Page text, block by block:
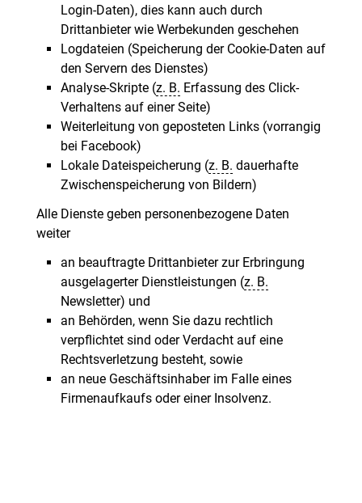
Login-Daten), dies kann auch durch
Drittanbieter wie Werbekunden geschehen
Logdateien (Speicherung der Cookie-Daten auf
den Servern des Dienstes)
Analyse-Skripte (z. B. Erfassung des Click-
Verhaltens auf einer Seite)
Weiterleitung von geposteten Links (vorrangig
bei Facebook)
Lokale Dateispeicherung (z. B. dauerhafte
Zwischenspeicherung von Bildern)
Alle Dienste geben personenbezogene Daten
weiter
an beauftragte Drittanbieter zur Erbringung
ausgelagerter Dienstleistungen (z. B.
Newsletter) und
an Behörden, wenn Sie dazu rechtlich
verpflichtet sind oder Verdacht auf eine
Rechtsverletzung besteht, sowie
an neue Geschäftsinhaber im Falle eines
Firmenaufkaufs oder einer Insolvenz.